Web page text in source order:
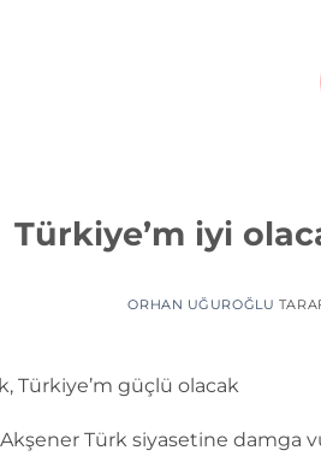
Türkiye’m iyi
ORHAN UĞUROĞLU
Türkiye’m güçlü olacak
Türk siyasetine damga